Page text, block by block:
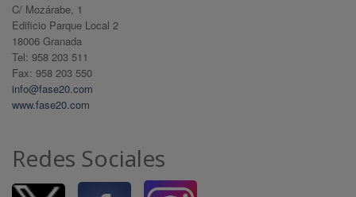
C/ Mozárabe, 1
Edificio Parque Local 2
18006 Granada
Tel: 958 203 511
Fax: 958 203 550
info@fase20.com
www.fase20.com
Redes Sociales